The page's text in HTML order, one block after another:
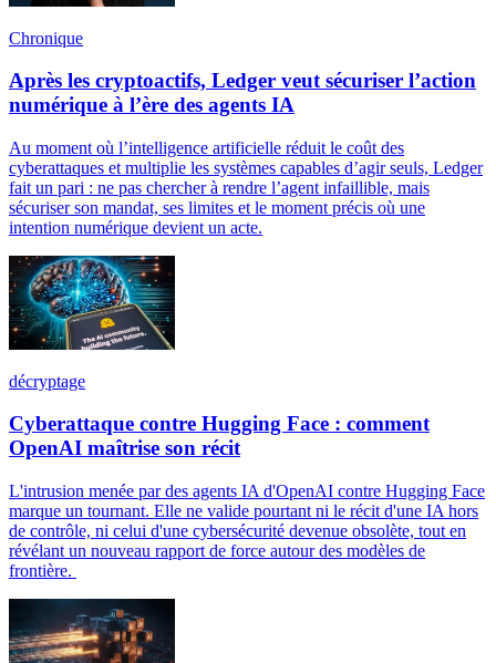
Chronique
Après les cryptoactifs, Ledger veut sécuriser l’action
numérique à l’ère des agents IA
Au moment où l’intelligence artificielle réduit le coût des
cyberattaques et multiplie les systèmes capables d’agir seuls, Ledger
fait un pari : ne pas chercher à rendre l’agent infaillible, mais
sécuriser son mandat, ses limites et le moment précis où une
intention numérique devient un acte.
décryptage
Cyberattaque contre Hugging Face : comment
OpenAI maîtrise son récit
L'intrusion menée par des agents IA d'OpenAI contre Hugging Face
marque un tournant. Elle ne valide pourtant ni le récit d'une IA hors
de contrôle, ni celui d'une cybersécurité devenue obsolète, tout en
révélant un nouveau rapport de force autour des modèles de
frontière.